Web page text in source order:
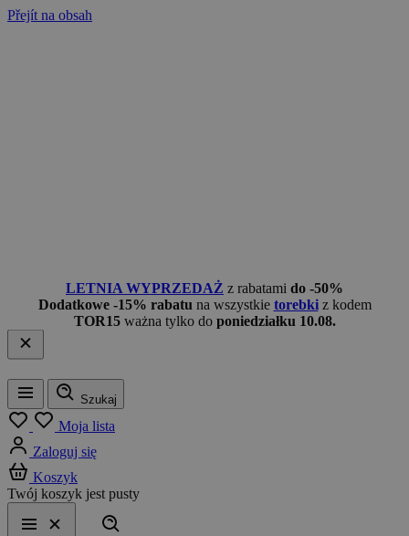
Přejít na obsah
LETNIA WYPRZEDAŻ z rabatami do -50%
Dodatkowe -15% rabatu na wszystkie torebkiz kodem
TOR15 ważna tylko do poniedziałku 10.08.
Menu
Szukaj
Moja lista
Zaloguj się
Koszyk
Twój koszyk jest pusty